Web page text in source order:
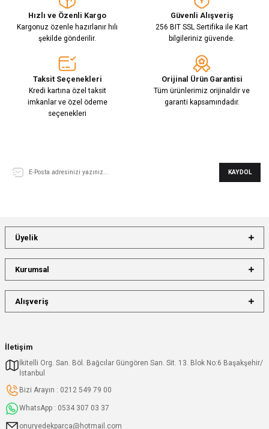
Hızlı ve Özenli Kargo
Kargonuz özenle hazırlanır hılı
şekilde gönderilir.
Güvenli Alışveriş
256 BIT SSL Sertifika ile Kart
bilgileriniz güvende.
Taksit Seçenekleri
Kredi kartına özel taksit
imkanlar ve özel ödeme
seçenekleri
Orijinal Ürün Garantisi
Tüm ürünlerimiz orijinaldir ve
garanti kapsamındadır.
KAYDOL
İletişim
İkitelli Org. San. Böl. Bağcılar Güngören San. Sit. 13. Blok No:6 Başakşehir/
İstanbul
Bizi Arayın : 0212 549 79 00
WhatsApp : 0534 307 03 37
onuryedekparca@hotmail.com
Üyelik
Kurumsal
Alışveriş